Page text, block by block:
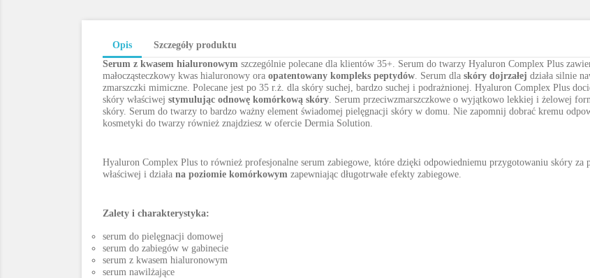
Opis
Szczegóły produktu
Serum z kwasem hialuronowym szczególnie polecane dla klientów 35+. Serum do twarzy Hyaluron Complex Plus
małocząsteczkowy kwas hialuronowy ora opatentowany kompleks peptydów. Serum dla skóry dojrzałej działa silnie
zmarszczki mimiczne. Polecane jest po 35 r.ż. dla skóry suchej, bardzo suchej i podrażnionej. Hyaluron Complex Plus
skóry właściwej stymulując odnowę komórkową skóry. Serum przeciwzmarszczkowe o wyjątkowo lekkiej i żelowej
skóry. Serum do twarzy to bardzo ważny element świadomej pielęgnacji skóry w domu. Nie zapomnij dobrać kremu
kosmetyki do twarzy również znajdziesz w ofercie Dermia Solution.
Hyaluron Complex Plus to również profesjonalne serum zabiegowe, które dzięki odpowiedniemu przygotowaniu skóry
właściwej i działa na poziomie komórkowym zapewniając długotrwałe efekty zabiegowe.
Zalety i charakterystyka:
serum do pielęgnacji domowej
serum do zabiegów w gabinecie
serum z kwasem hialuronowym
serum nawilżające